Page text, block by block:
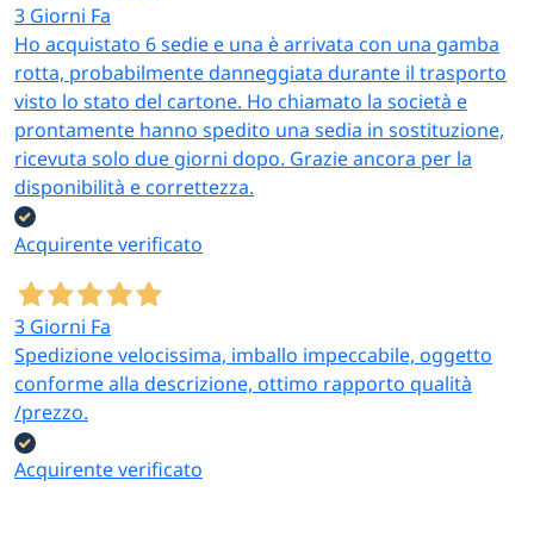
3 Giorni Fa
Ho acquistato 6 sedie e una è arrivata con una gamba
rotta, probabilmente danneggiata durante il trasporto
visto lo stato del cartone. Ho chiamato la società e
prontamente hanno spedito una sedia in sostituzione,
ricevuta solo due giorni dopo. Grazie ancora per la
disponibilità e correttezza.
Acquirente verificato
3 Giorni Fa
Spedizione velocissima, imballo impeccabile, oggetto
conforme alla descrizione, ottimo rapporto qualità
/prezzo.
Acquirente verificato